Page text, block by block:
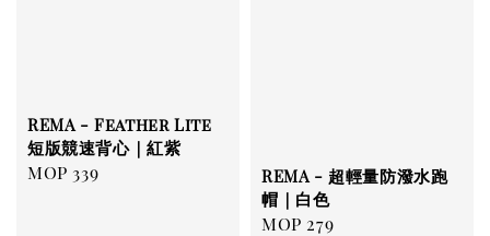
REMA - Feather Lite
短版競速背心｜紅紫
Regular
MOP 339
REMA - 超輕量防潑水跑
帽｜白色
Regular
MOP 279